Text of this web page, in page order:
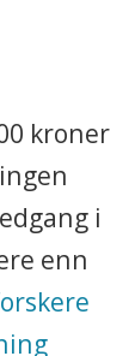
kroner
i
enn